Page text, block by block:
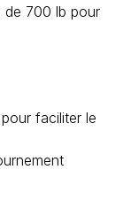
de 700 lb pour
faciliter le